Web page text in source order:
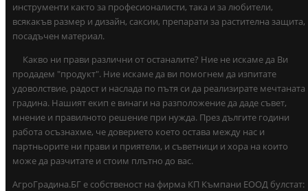
инструменти както за професионалисти, така и за любители,
всякакъв размер и дизайн, саксии, препарати за растителна защита,
посадъчен материал.
Какво ни прави различни от останалите? Ние не искаме да Ви
продадем "продукт". Ние искаме да ви помогнем да изпитате
удоволствие, радост и наслада по пътя си да реализирате мечтаната
градина. Нашият екип е винаги на разположение да даде съвет,
мнение и правилното решение при нужда. През дългите години
работа осъзнахме, че доверието което остава между нас и
партньорите ни прави и приятели, и съветници и хора на които
може да разчитате и стоим плътно до вас.
АгроГрадина.БГ е собственост на фирма КП Къмпани ЕООД булстат: